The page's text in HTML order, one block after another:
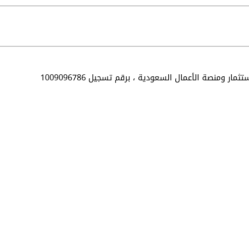
ومنصة الأعمال السعودية ، برقم تسجيل 1009096786